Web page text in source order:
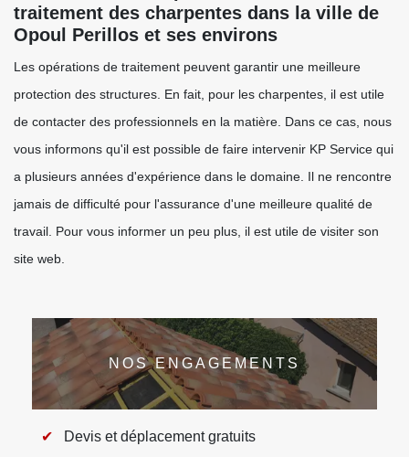
traitement des charpentes dans la ville de
Opoul Perillos et ses environs
Les opérations de traitement peuvent garantir une meilleure
protection des structures. En fait, pour les charpentes, il est utile
de contacter des professionnels en la matière. Dans ce cas, nous
vous informons qu'il est possible de faire intervenir KP Service qui
a plusieurs années d'expérience dans le domaine. Il ne rencontre
jamais de difficulté pour l'assurance d'une meilleure qualité de
travail. Pour vous informer un peu plus, il est utile de visiter son
site web.
NOS ENGAGEMENTS
Devis et déplacement gratuits